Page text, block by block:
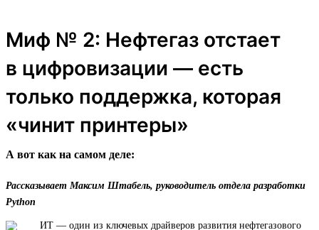
Миф № 2: Нефтегаз отстает
в цифровизации — есть
только поддержка, которая
«чинит принтеры»
А вот как на самом деле:
Рассказывает Максим Штабель, руководитель отдела разработки
Python
ИТ — один из ключевых драйверов развития нефтегазового